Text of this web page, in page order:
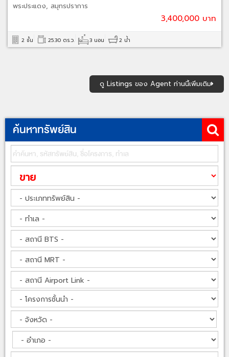
พระประแดง, สมุทรปราการ
3,400,000 บาท
2 ชั้น 25.30 ตร.ว. 3 นอน 2 น้ำ
ดู Listings ของ Agent ท่านนี้เพิ่มเติม
ค้นหาทรัพย์สิน